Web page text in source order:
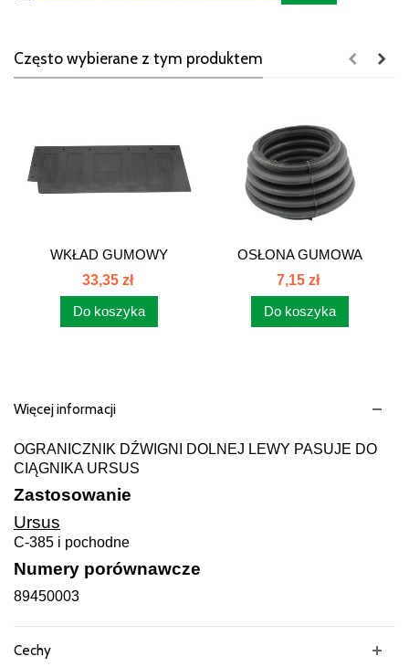
Często wybierane z tym produktem
WKŁAD GUMOWY
BŁOTNIKA...
33,35 zł
Do koszyka
OSŁONA GUMOWA
ZWROTNICY...
7,15 zł
Do koszyka
Więcej informacji
OGRANICZNIK DŹWIGNI DOLNEJ LEWY PASUJE DO
CIĄGNIKA URSUS
Zastosowanie
Ursus
C-385 i pochodne
Numery porównawcze
89450003
Cechy